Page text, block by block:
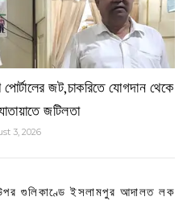
জট,চাকরিতে যোগদান থেকে
জটিলতা
3, 2026
গুলিকাণ্ডে ইসলামপুর আদালত লক